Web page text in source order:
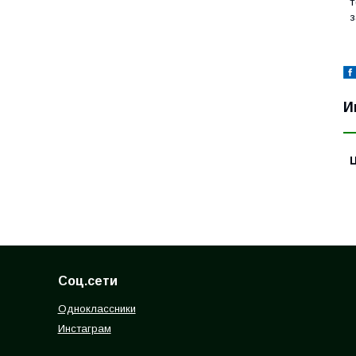
Соц.сети
Одноклассники
Инстаграм